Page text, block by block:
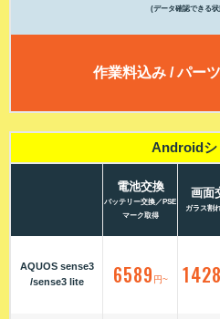
(データ確認できる
作業料込み / パー
Androidシ
AQUOS sense3
/sense3 lite
電池交換
バッテリー交換／PSE
マーク取得
画面
ガラス割
6589 円~